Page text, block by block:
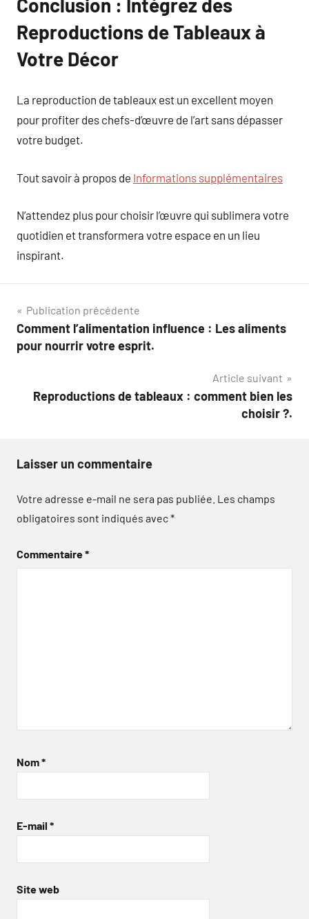
Reproductions de Tableaux à
Votre Décor
La reproduction de tableaux est un excellent moyen
pour profiter des chefs-d’œuvre de l’art sans dépasser
votre budget.
Tout savoir à propos de Informations supplémentaires
N’attendez plus pour choisir l’œuvre qui sublimera votre
quotidien et transformera votre espace en un lieu
inspirant.
Navigation
de
Publication précédente
Comment l’alimentation influence : Les aliments
pour nourrir votre esprit.
Article suivant
Reproductions de tableaux : comment bien les
choisir ?.
Laisser un commentaire
Votre adresse e-mail ne sera pas publiée. Les champs
obligatoires sont indiqués avec*
Commentaire*
Nom*
E-mail *
Site web